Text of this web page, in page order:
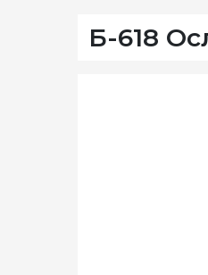
Б-618